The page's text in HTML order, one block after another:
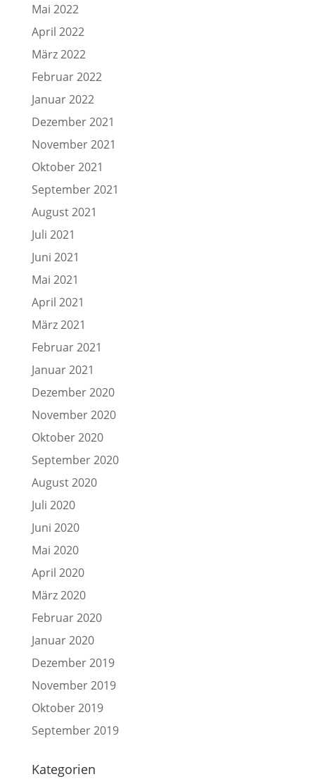
Mai 2022
April 2022
März 2022
Februar 2022
Januar 2022
Dezember 2021
November 2021
Oktober 2021
September 2021
August 2021
Juli 2021
Juni 2021
Mai 2021
April 2021
März 2021
Februar 2021
Januar 2021
Dezember 2020
November 2020
Oktober 2020
September 2020
August 2020
Juli 2020
Juni 2020
Mai 2020
April 2020
März 2020
Februar 2020
Januar 2020
Dezember 2019
November 2019
Oktober 2019
September 2019
Kategorien